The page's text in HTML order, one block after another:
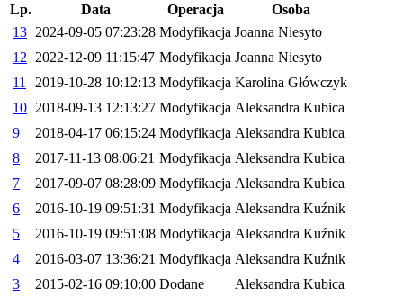
Lp.
Data Operacja
Osoba
13 2024-09-05 07:23:28 Modyfikacja Joanna Niesyto
12 2022-12-09 11:15:47 Modyfikacja Joanna Niesyto
11
2019-10-28 10:12:13 Modyfikacja Karolina Główczyk
10 2018-09-13 12:13:27 Modyfikacja Aleksandra Kubica
9
2018-04-17 06:15:24 Modyfikacja Aleksandra Kubica
8
2017-11-13 08:06:21 Modyfikacja Aleksandra Kubica
7
2017-09-07 08:28:09 Modyfikacja Aleksandra Kubica
6
2016-10-19 09:51:31 Modyfikacja Aleksandra Kuźnik
5
2016-10-19 09:51:08 Modyfikacja Aleksandra Kuźnik
4
2016-03-07 13:36:21 Modyfikacja Aleksandra Kuźnik
3
2015-02-16 09:10:00 Dodane Aleksandra Kubica